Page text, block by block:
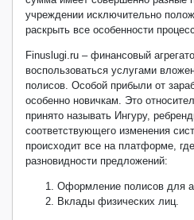
учреждении исключительно
раскрыть все особенности
Finuslugi.ru – финансовый
воспользоваться услугами
полисов. Особой прибыли от
особенно новичкам. Это
принято называть Ингуру,
соответствующего изменения
происходит все на платформе,
разновидности предложений:
Оформление полисов для
Вклады физических лиц.